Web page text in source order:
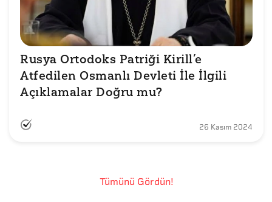
Rusya Ortodoks Patriği Kirill’e
Atfedilen Osmanlı Devleti İle İlgili
Açıklamalar Doğru mu?
26 Kasım 2024
Tümünü Gördün!